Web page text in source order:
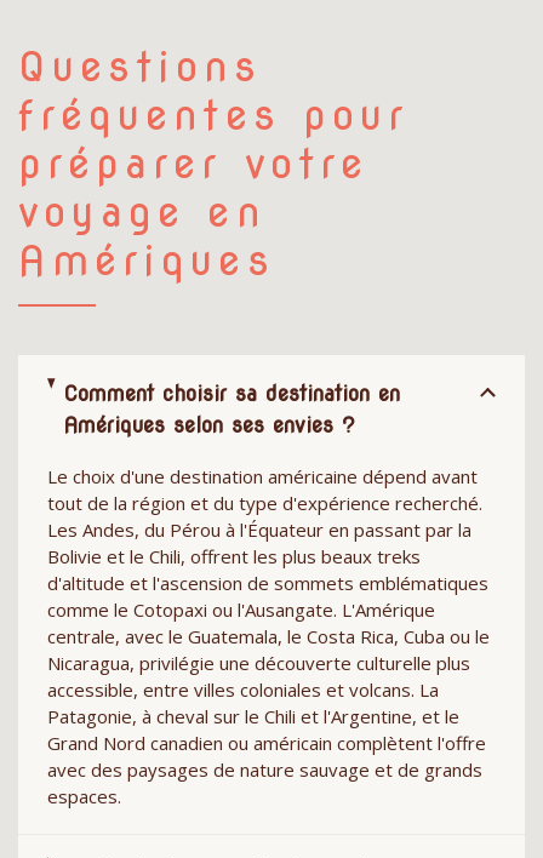
Questions
fréquentes pour
préparer votre
voyage en
Amériques
Comment choisir sa destination en
Amériques selon ses envies ?
Le choix d'une destination américaine dépend avant
tout de la région et du type d'expérience recherché.
Les Andes, du Pérou à l'Équateur en passant par la
Bolivie et le Chili, offrent les plus beaux treks
d'altitude et l'ascension de sommets emblématiques
comme le Cotopaxi ou l'Ausangate. L'Amérique
centrale, avec le Guatemala, le Costa Rica, Cuba ou le
Nicaragua, privilégie une découverte culturelle plus
accessible, entre villes coloniales et volcans. La
Patagonie, à cheval sur le Chili et l'Argentine, et le
Grand Nord canadien ou américain complètent l'offre
avec des paysages de nature sauvage et de grands
espaces.